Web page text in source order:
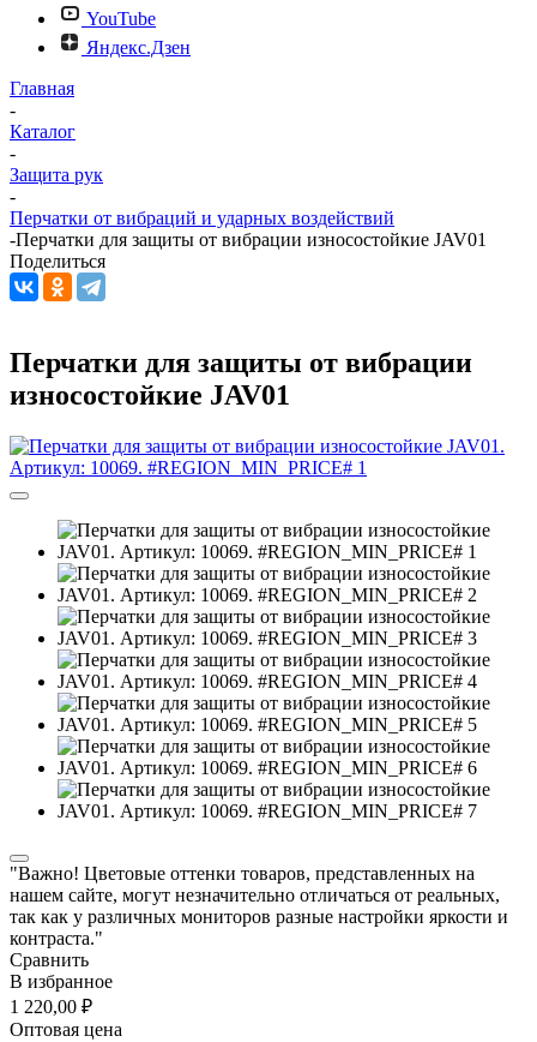
YouTube
Яндекс.Дзен
Главная
-
Каталог
-
Защита рук
-
Перчатки от вибраций и ударных воздействий
-Перчатки для защиты от вибрации износостойкие JAV01
Поделиться
Перчатки для защиты от вибрации
износостойкие JAV01
"Важно! Цветовые оттенки товаров, представленных на
нашем сайте, могут незначительно отличаться от реальных,
так как у различных мониторов разные настройки яркости и
контраста."
Сравнить
В избранное
1 220,00 ₽
Оптовая цена